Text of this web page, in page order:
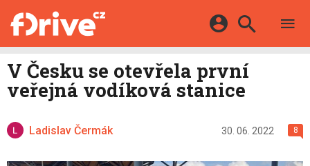
KATALOG
MAPA STANIC
VIDEA
HYBRIDY
E-MOTORSPORT
SERIÁLY
Facebook Google
Twitter Microsoft
V Česku se otevřela první
veřejná vodíková stanice
Ladislav Čermák 30. 06. 2022 8